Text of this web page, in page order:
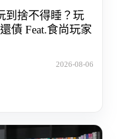
到捨不得睡？玩
債 Feat.食尚玩家
2026-08-06